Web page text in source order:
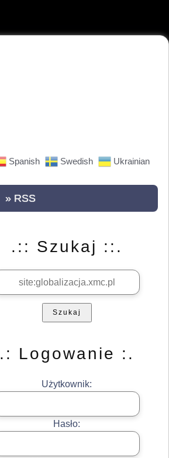
Spanish Swedish Ukrainian
» RSS
.:: Szukaj ::.
Szukaj
.: Logowanie :.
Użytkownik:
Hasło: